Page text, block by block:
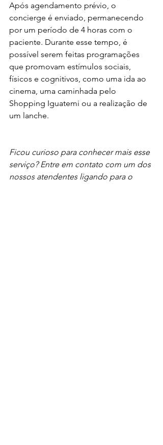
Após agendamento prévio, o
concierge é enviado, permanecendo
por um período de 4 horas com o
paciente. Durante esse tempo, é
possível serem feitas programações
que promovam estímulos sociais,
físicos e cognitivos, como uma ida ao
cinema, uma caminhada pelo
Shopping Iguatemi ou a realização de
um lanche.
Ficou curioso para conhecer mais esse
serviço? Entre em contato com um dos
nossos atendentes ligando para o